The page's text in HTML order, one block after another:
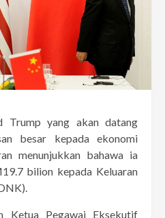
Trump yang akan datang
besar kepada ekonomi
menunjukkan bahawa ia
bilion kepada Keluaran
Ketua Pegawai Eksekutif